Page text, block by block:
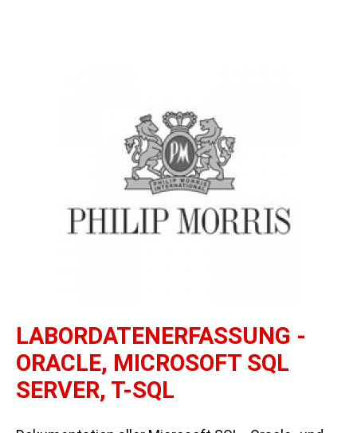
LABORDATENERFASSUNG -
ORACLE, MICROSOFT SQL
SERVER, T-SQL